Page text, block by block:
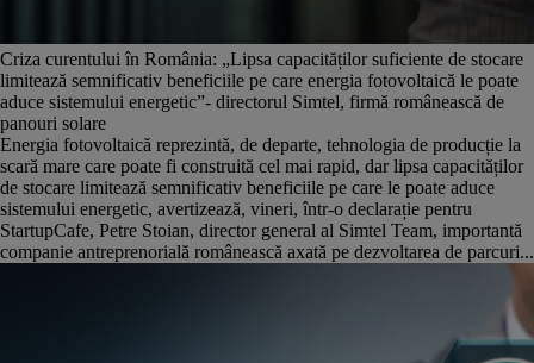
Criza curentului în România: „Lipsa capacităților suficiente de stocare
limitează semnificativ beneficiile pe care energia fotovoltaică le poate
aduce sistemului energetic”- directorul Simtel, firmă românească de
panouri solare
Energia fotovoltaică reprezintă, de departe, tehnologia de producție la
scară mare care poate fi construită cel mai rapid, dar lipsa capacităților
de stocare limitează semnificativ beneficiile pe care le poate aduce
sistemului energetic, avertizează, vineri, într-o declarație pentru
StartupCafe, Petre Stoian, director general al Simtel Team, importantă
companie antreprenorială românească axată pe dezvoltarea de parcuri...